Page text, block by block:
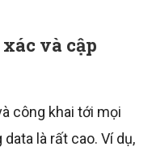
và cập
công khai tới mọi
là rất cao. Ví dụ,